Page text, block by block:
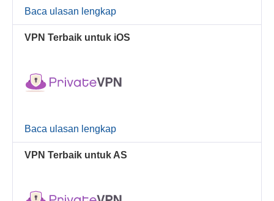
Baca ulasan lengkap
VPN Terbaik untuk iOS
Baca ulasan lengkap
VPN Terbaik untuk AS